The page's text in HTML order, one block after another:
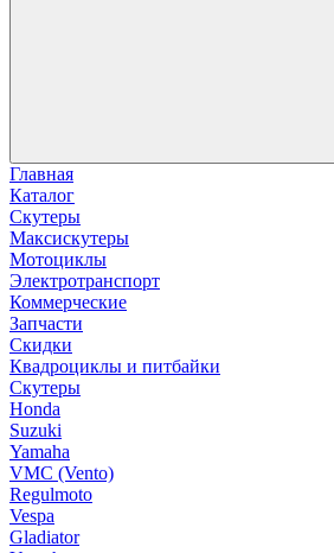
Главная
Каталог
Скутеры
Максискутеры
Мотоциклы
Электротранспорт
Коммерческие
Запчасти
Скидки
Квадроциклы и питбайки
Скутеры
Honda
Suzuki
Yamaha
VMC (Vento)
Regulmoto
Vespa
Gladiator